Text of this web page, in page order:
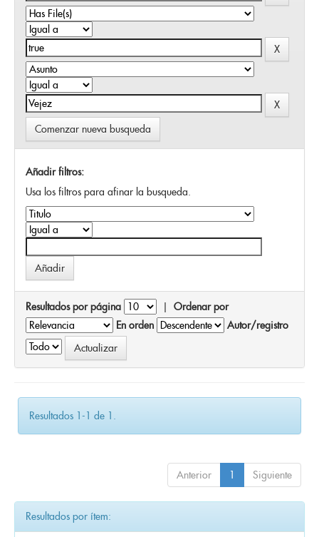
Comenzar nueva busqueda
Añadir filtros:
Usa los filtros para afinar la busqueda.
Resultados por página | Ordenar por
En orden
Autor/registro
Resultados 1-1 de 1.
Anterior 1 Siguiente
Resultados por ítem: